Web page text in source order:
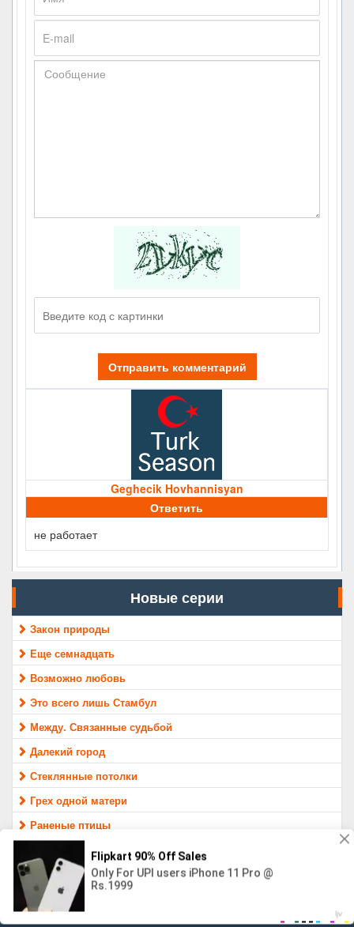
Отправить комментарий
Geghecik Hovhannisyan
Ответить
не работает
Новые серии
Закон природы
Еще семнадцать
Возможно любовь
Это всего лишь Стамбул
Между. Связанные судьбой
Далекий город
Стеклянные потолки
Грех одной матери
Раненые птицы
МАТЕРИАЛ ПРЕДОСТАВЛЕН ТОЛЬКО ДЛЯ ОЗНАКОМЛЕНИЯ,